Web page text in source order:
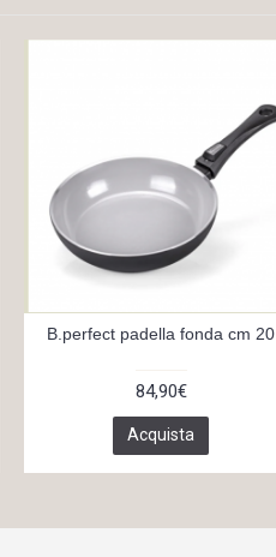
B.perfect padella fonda cm 20
84,90€
Acquista